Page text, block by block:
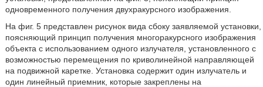
одновременного получения двухракурсного изображения.
На фиг. 5 представлен рисунок вида сбоку заявляемой установки,
поясняющий принцип получения многоракурсного изображения
объекта с использованием одного излучателя, установленного с
возможностью перемещения по криволинейной направляющей
на подвижной каретке. Установка содержит один излучатель и
один линейный приемник, которые закреплены на